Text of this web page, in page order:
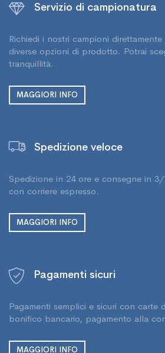
Servizio di campionatura
Richiedi i nostri campioni
diverse opzioni di prodotto. Potrai
tranquillità.
MAGGIORI INFO
Spedizione veloce
Spedizione in 24 ore e consegne in
con corriere espresso.
MAGGIORI INFO
Pagamenti sicuri
Pagamenti semplici e sicuri con carte
bonifico bancario, pagamento alla
MAGGIORI INFO